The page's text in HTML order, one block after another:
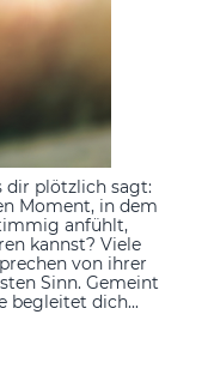
dir plötzlich sagt:
Moment, in dem
anfühlt,
kannst? Viele
von ihrer
Sinn. Gemeint
begleitet dich...